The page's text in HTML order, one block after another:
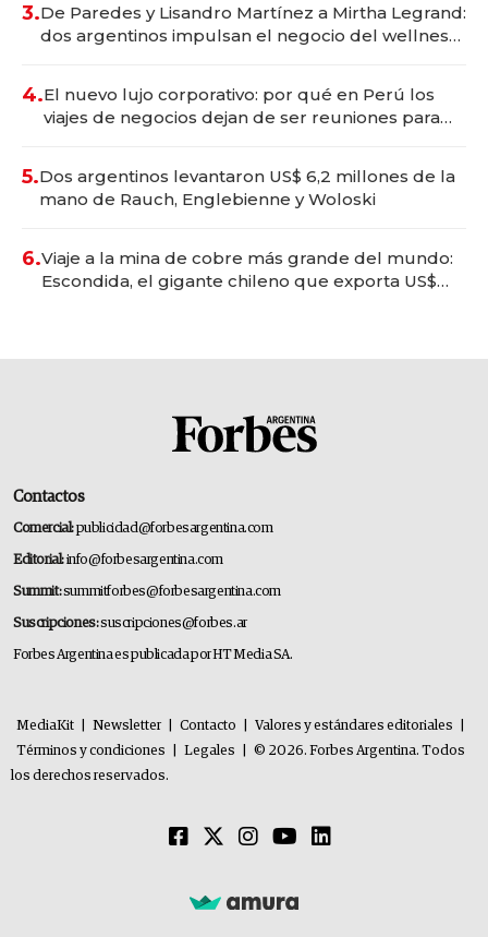
3.De Paredes y Lisandro Martínez a Mirtha Legrand:
dos argentinos impulsan el negocio del wellness
4.El nuevo lujo corporativo: por qué en Perú los
viajes de negocios dejan de ser reuniones para
5.Dos argentinos levantaron US$ 6,2 millones de la
mano de Rauch, Englebienne y Woloski
6.Viaje a la mina de cobre más grande del mundo:
Escondida, el gigante chileno que exporta US$
Contactos
Comercial:publicidad@forbesargentina.com
Editorial:info@forbesargentina.com
Summit:summitforbes@forbesargentina.com
Suscripciones:suscripciones@forbes.ar
Forbes Argentina es publicada por HT Media SA.
MediaKit Newsletter Contacto Valores y estándares editoriales
Términos y condiciones
Legales
© 2026. Forbes Argentina. Todos
los derechos reservados.